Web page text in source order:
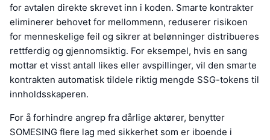
for avtalen direkte skrevet inn i koden. Smarte kontrakter
eliminerer behovet for mellommenn, reduserer risikoen
for menneskelige feil og sikrer at belønninger distribueres
rettferdig og gjennomsiktig. For eksempel, hvis en sang
mottar et visst antall likes eller avspillinger, vil den smarte
kontrakten automatisk tildele riktig mengde SSG-tokens til
innholdsskaperen.
For å forhindre angrep fra dårlige aktører, benytter
SOMESING flere lag med sikkerhet som er iboende i